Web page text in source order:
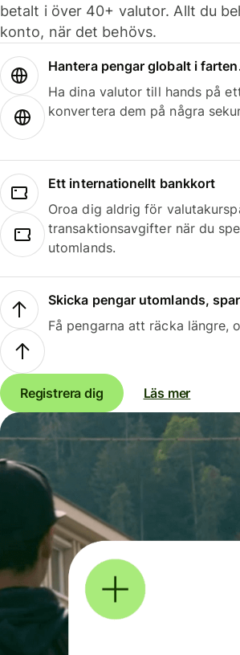
betalt i över 40+ valutor. Allt du
konto, när det behövs.
Hantera pengar globalt i
Ha dina valutor till hands på
konvertera dem på några
Ett internationellt bankkort
Oroa dig aldrig för
transaktionsavgifter när du
utomlands.
Skicka pengar utomlands,
Få pengarna att räcka längre,
Registrera dig Läs mer